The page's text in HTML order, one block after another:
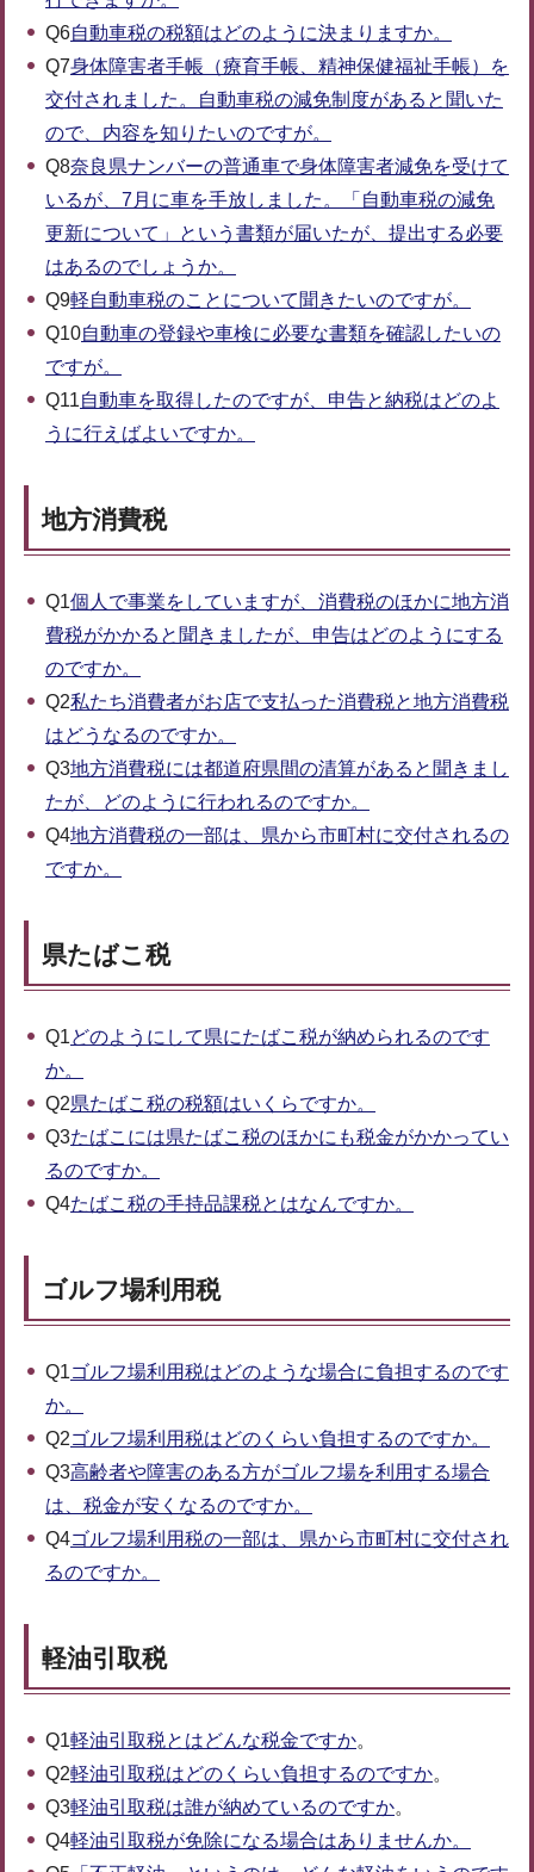
Q6自動車税の税額はどのように決まりますか。
Q7身体障害者手帳（療育手帳、精神保健福祉手帳）を
交付されました。自動車税の減免制度があると聞いた
ので、内容を知りたいのですが。
Q8奈良県ナンバーの普通車で身体障害者減免を受けて
いるが、7月に車を手放しました。「自動車税の減免
更新について」という書類が届いたが、提出する必要
はあるのでしょうか。
Q9軽自動車税のことについて聞きたいのですが。
Q10自動車の登録や車検に必要な書類を確認したいの
ですが。
Q11自動車を取得したのですが、申告と納税はどのよ
うに行えばよいですか。
地方消費税
Q1個人で事業をしていますが、消費税のほかに地方消
費税がかかると聞きましたが、申告はどのようにする
のですか。
Q2私たち消費者がお店で支払った消費税と地方消費税
はどうなるのですか。
Q3地方消費税には都道府県間の清算があると聞きまし
たが、どのように行われるのですか。
Q4地方消費税の一部は、県から市町村に交付されるの
ですか。
県たばこ税
Q1どのようにして県にたばこ税が納められるのです
か。
Q2県たばこ税の税額はいくらですか。
Q3たばこには県たばこ税のほかにも税金がかかってい
るのですか。
Q4たばこ税の手持品課税とはなんですか。
ゴルフ場利用税
Q1ゴルフ場利用税はどのような場合に負担するのです
か。
Q2ゴルフ場利用税はどのくらい負担するのですか。
Q3高齢者や障害のある方がゴルフ場を利用する場合
は、税金が安くなるのですか。
Q4ゴルフ場利用税の一部は、県から市町村に交付され
るのですか。
軽油引取税
Q1軽油引取税とはどんな税金ですか。
Q2軽油引取税はどのくらい負担するのですか。
Q3軽油引取税は誰が納めているのですか。
Q4軽油引取税が免除になる場合はありませんか。